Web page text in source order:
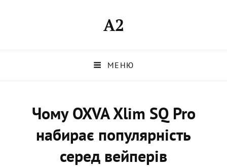
A2
МЕНЮ
Чому OXVA Xlim SQ Pro
набирає популярність
серед вейперів